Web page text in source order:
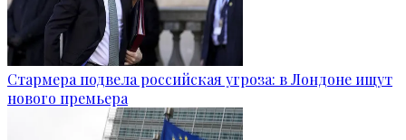
Стармера подвела российская угроза: в Лондоне ищут
нового премьера